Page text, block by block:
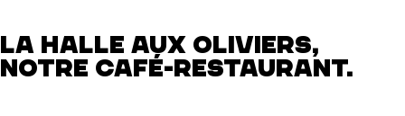
LA HALLE AUX OLIVIERS,
NOTRE CAFÉ-RESTAURANT.